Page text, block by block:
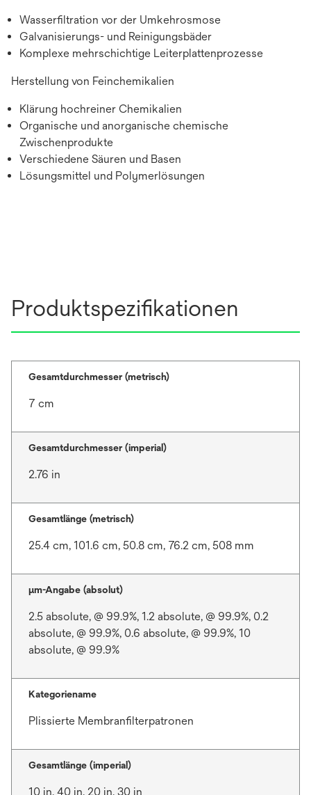
Wasserfiltration vor der Umkehrosmose
Galvanisierungs- und Reinigungsbäder
Komplexe mehrschichtige Leiterplattenprozesse
Herstellung von Feinchemikalien
Klärung hochreiner Chemikalien
Organische und anorganische chemische
Zwischenprodukte
Verschiedene Säuren und Basen
Lösungsmittel und Polymerlösungen
Produktspezifikationen
Gesamtdurchmesser (metrisch)
7 cm
Gesamtdurchmesser (imperial)
2.76 in
Gesamtlänge (metrisch)
25.4 cm, 101.6 cm, 50.8 cm, 76.2 cm, 508 mm
μm-Angabe (absolut)
2.5 absolute, @ 99.9%, 1.2 absolute, @ 99.9%, 0.2
absolute, @ 99.9%, 0.6 absolute, @ 99.9%, 10
absolute, @ 99.9%
Kategoriename
Plissierte Membranfilterpatronen
Gesamtlänge (imperial)
10 in, 40 in, 20 in, 30 in